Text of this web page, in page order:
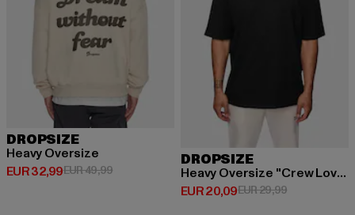
DROPSIZE
Heavy Oversize
EUR 32,99
Derzeitiger Preis: EUR 32,99
EUR 49,99Aktionspreis: EUR 49,99
DROPSIZE
Heavy Oversize ''Crew Love''
EUR 20,09
Derzeitiger Preis: EUR 20,09
EUR 29,99Aktionspreis: